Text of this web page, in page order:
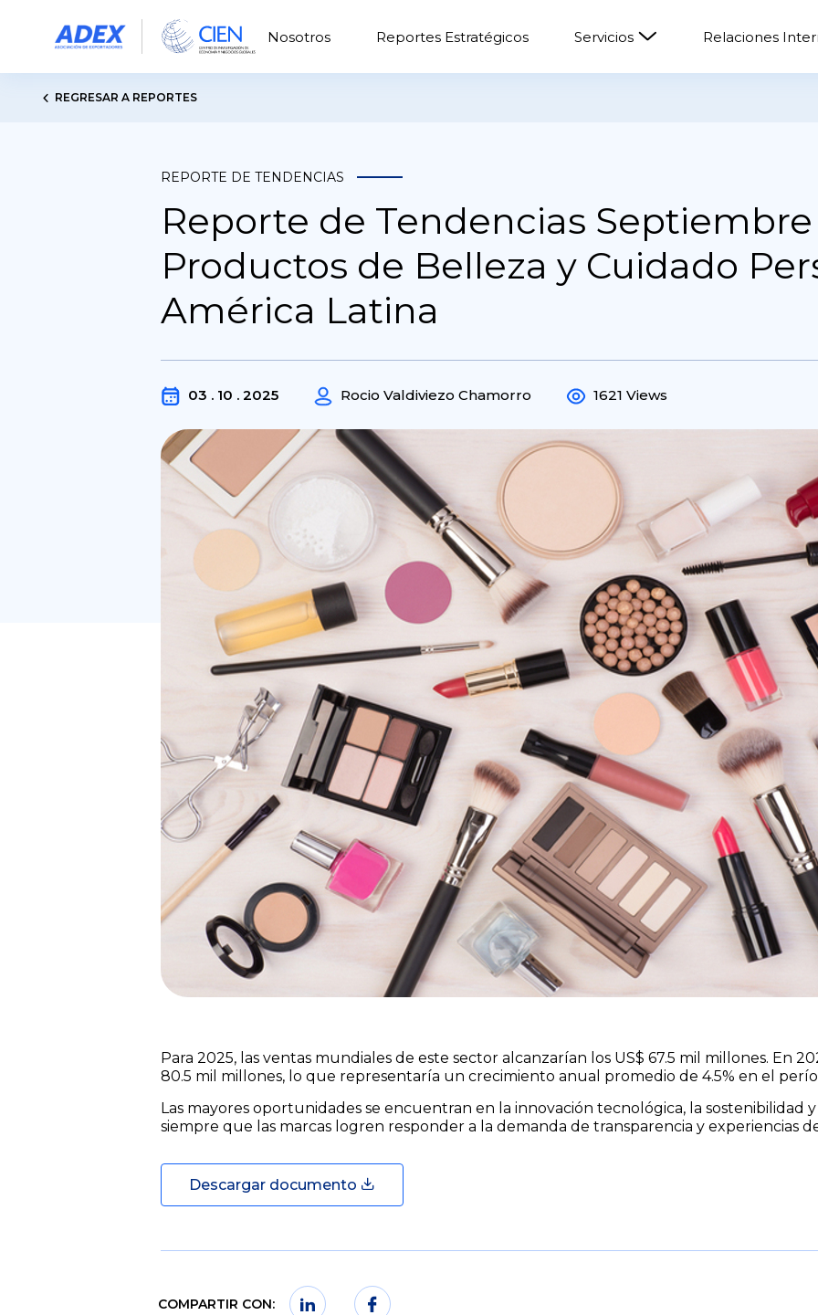
Nosotros Reportes Estratégicos Servicios Relaciones
REGRESAR A REPORTES
REPORTE DE TENDENCIAS
Reporte de Tendencias Septiembre
Productos de Belleza y Cuidado
América Latina
03 . 10 . 2025 Rocio Valdiviezo Chamorro 1621 Views
Para 2025, las ventas mundiales de este sector alcanzarían los US$ 67.5 mil millones. En
80.5 mil millones, lo que representaría un crecimiento anual promedio de 4.5% en el
Las mayores oportunidades se encuentran en la innovación tecnológica, la sostenibilidad
siempre que las marcas logren responder a la demanda de transparencia y experiencias
Descargar documento
COMPARTIR CON: